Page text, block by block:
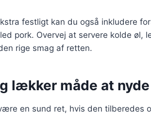
festligt kan du også inkludere
pork. Overvej at servere kolde øl,
rige smag af retten.
lækker måde at
en sund ret, hvis den tilberedes